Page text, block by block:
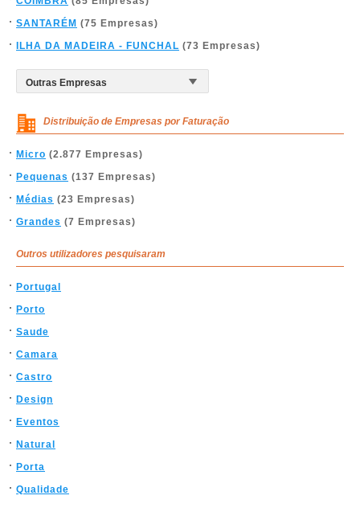
SANTARÉM (75 Empresas)
ILHA DA MADEIRA - FUNCHAL (73 Empresas)
Distribuição de Empresas por Faturação
Micro (2.877 Empresas)
Pequenas (137 Empresas)
Médias (23 Empresas)
Grandes (7 Empresas)
Outros utilizadores pesquisaram
Portugal
Porto
Saude
Camara
Castro
Design
Eventos
Natural
Porta
Qualidade